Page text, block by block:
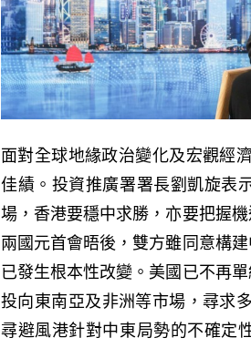
面對全球地緣政治變化及宏觀經
佳績。投資推廣署署長劉凱旋表
場，香港要穩中求勝，亦要把握
兩國元首會晤後，雙方雖同意構
已發生根本性改變。美國已不再
投向東南亞及非洲等市場，尋求
尋避風港針對中東局勢的不確定